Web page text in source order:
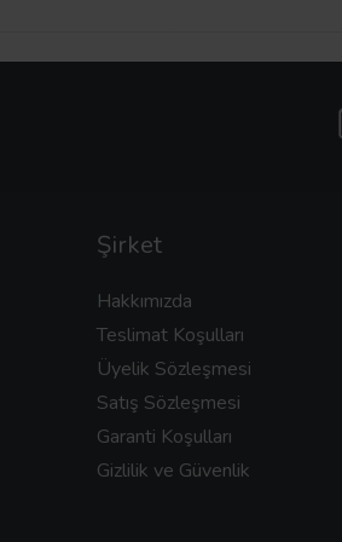
Şirket
Hakkımızda
Teslimat Koşulları
Üyelik Sözleşmesi
Satış Sözleşmesi
Garanti Koşulları
Gizlilik ve Güvenlik